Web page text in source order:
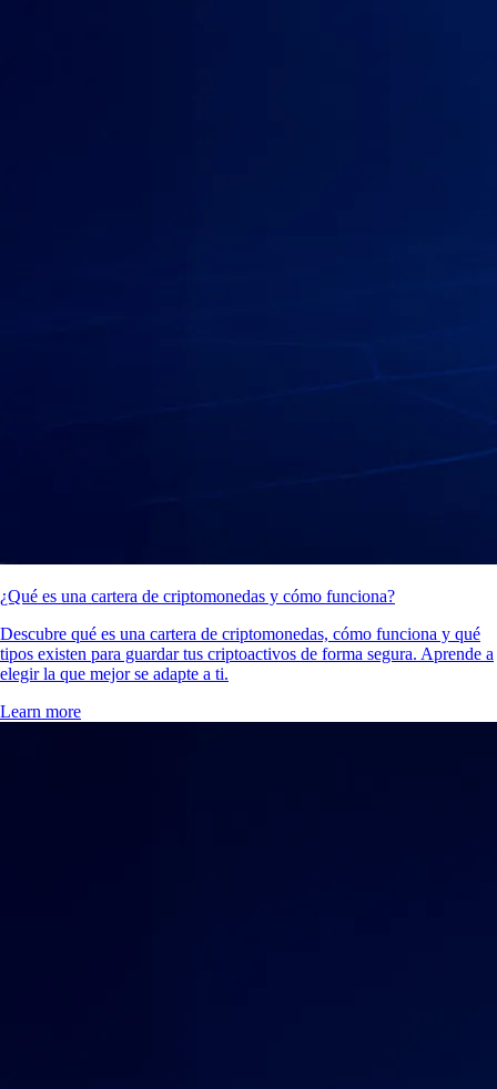
¿Qué es una cartera de criptomonedas y cómo funciona?
Descubre qué es una cartera de criptomonedas, cómo funciona y qué
tipos existen para guardar tus criptoactivos de forma segura. Aprende a
elegir la que mejor se adapte a ti.
Learn more